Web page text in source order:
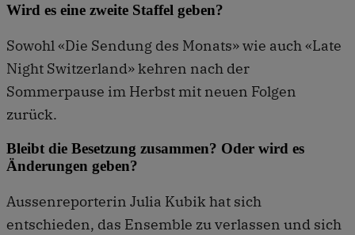
Wird es eine zweite Staffel geben?
Sowohl «Die Sendung des Monats» wie auch «Late
Night Switzerland» kehren nach der
Sommerpause im Herbst mit neuen Folgen
zurück.
Bleibt die Besetzung zusammen? Oder wird es
Änderungen geben?
Aussenreporterin Julia Kubik hat sich
entschieden, das Ensemble zu verlassen und sich